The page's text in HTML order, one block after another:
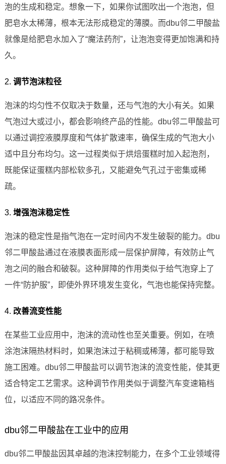
泡的生成和稳定。想象一下，如果你试图吹出一个泡泡，但
肥皂水太稀薄，根本无法形成稳定的薄膜。而dbu邻二甲酸盐
就像是给肥皂水加入了“魔法药剂”，让泡泡变得更加饱满和持
久。
2. 调节泡沫粒径
泡沫的均匀性不仅取决于数量，还与气泡的大小有关。如果
气泡过大或过小，都会影响终产品的性能。dbu邻二甲酸盐可
以通过调控液膜厚度和气体扩散速率，确保生成的气泡大小
适中且分布均匀。这一过程类似于烘焙蛋糕时加入起泡剂，
既能保证蛋糕内部松软多孔，又能避免气孔过于密集或稀
疏。
3. 增强泡沫稳定性
泡沫的稳定性是指气泡在一定时间内不发生破裂的能力。dbu
邻二甲酸盐通过在液膜表面形成一层保护屏障，有效防止气
泡之间的融合和破裂。这种屏障的作用类似于给气泡穿上了
一件“防护服”，即使外界环境发生变化，气泡也能保持完整。
4. 改善流变性能
在某些工业应用中，泡沫的流动性也至关重要。例如，在喷
涂泡沫隔热材料时，如果泡沫过于粘稠或稀薄，都可能导致
施工困难。dbu邻二甲酸盐可以调节泡沫的流变性能，使其更
适合特定工艺需求。这种调节作用类似于调整汽车变速箱档
位，以适应不同的路况条件。
dbu邻二甲酸盐在工业中的应用
dbu邻二甲酸盐因其卓越的泡沫控制能力，在多个工业领域得